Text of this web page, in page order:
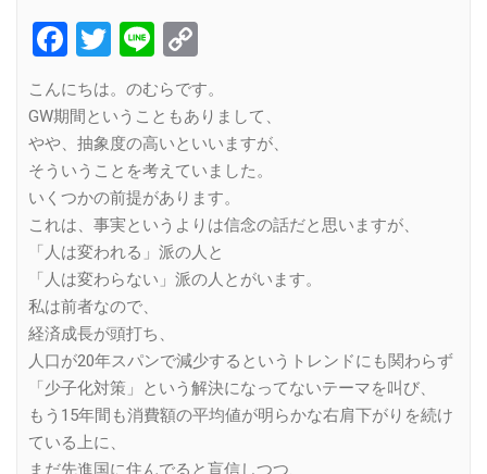
Facebook
Twitter
Line
Link
こんにちは。のむらです。
GW期間ということもありまして、
やや、抽象度の高いといいますが、
そういうことを考えていました。
いくつかの前提があります。
これは、事実というよりは信念の話だと思いますが、
「人は変われる」派の人と
「人は変わらない」派の人とがいます。
私は前者なので、
経済成長が頭打ち、
人口が20年スパンで減少するというトレンドにも関わらず
「少子化対策」という解決になってないテーマを叫び、
もう15年間も消費額の平均値が明らかな右肩下がりを続け
ている上に、
まだ先進国に住んでると盲信しつつ、